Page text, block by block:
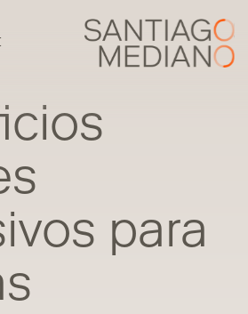
para